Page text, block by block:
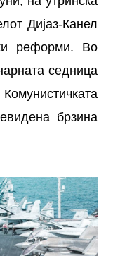
Дијаз-Канел
реформи. Во
седница
брзина